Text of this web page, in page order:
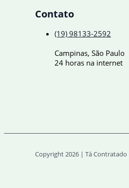
Contato
(19) 98133-2592
Campinas, São Paulo
24 horas na internet
Copyright 2026 | Tá Contratado